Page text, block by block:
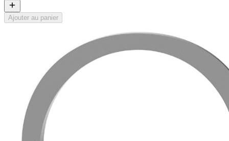
Ajouter au panier